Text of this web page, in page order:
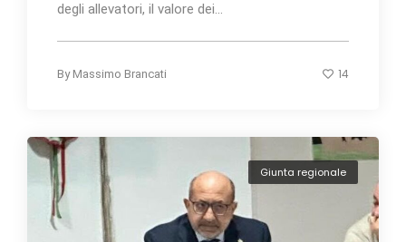
degli allevatori, il valore dei...
By Massimo Brancati 14
Giunta regionale